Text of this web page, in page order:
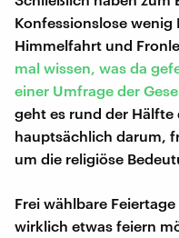
Konfessionslose wenig
Himmelfahrt und
mal wissen, was da
einer Umfrage der
geht es rund der Hälfte
hauptsächlich darum,
um die religiöse
Frei wählbare
wirklich etwas feiern